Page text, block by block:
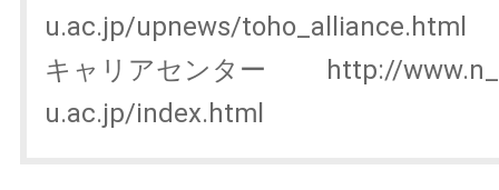
u.ac.jp/upnews/toho_alliance.html
キャリアセンター http://
u.ac.jp/index.html